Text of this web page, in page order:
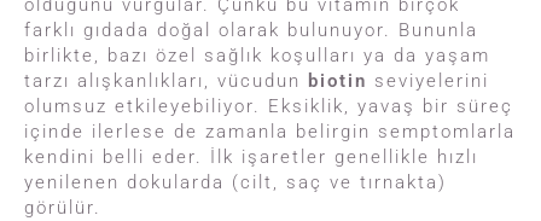
olduğunu vurgular. Çünkü bu vitamin birçok
farklı gıdada doğal olarak bulunuyor. Bununla
birlikte, bazı özel sağlık koşulları ya da yaşam
tarzı alışkanlıkları, vücudun
biotin seviyelerini
olumsuz etkileyebiliyor. Eksiklik, yavaş bir süreç
içinde ilerlese de zamanla belirgin semptomlarla
kendini belli eder. İlk işaretler genellikle hızlı
yenilenen dokularda (cilt, saç ve tırnakta)
görülür.